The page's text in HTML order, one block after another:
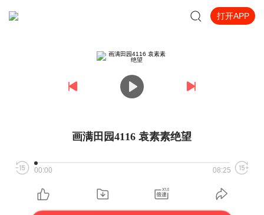
打开APP
画满田园4116 袁素素绝望
00:00 08:25